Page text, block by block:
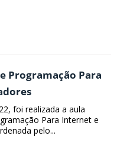
Programação Para
foi realizada a aula
Para Internet e
pelo...